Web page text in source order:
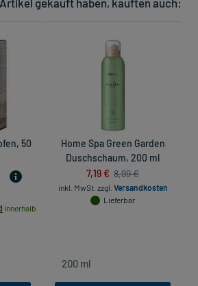
gekauft haben, kauften auch:
50
innerhalb
Home Spa Green Garden
Duschschaum, 200 ml
7,19 € 8,99 €
inkl. MwSt. zzgl. Versandkosten
Lieferbar